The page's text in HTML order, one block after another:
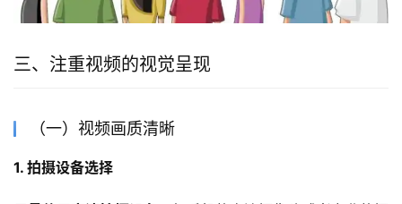
三、注重视频的视觉呈现
（一）视频画质清晰
1. 拍摄设备选择